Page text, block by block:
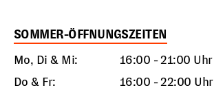
SOMMER-ÖFFNUNGSZEITEN
Mo, Di & Mi:
16:00 - 21:00 Uhr
Do & Fr:
16:00 - 22:00 Uhr